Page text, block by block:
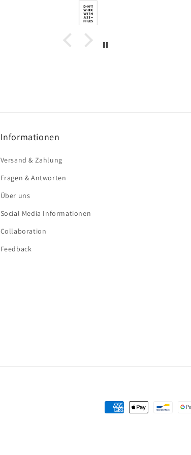
Informationen
Versand & Zahlung
Fragen & Antworten
Über uns
Social Media Informationen
Collaboration
Feedback
Zahlungsmethoden